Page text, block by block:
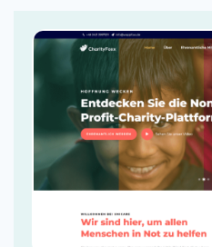
PersonalFoxx
MusikFoxx